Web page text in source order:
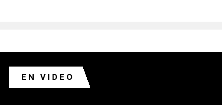
EN VIDEO